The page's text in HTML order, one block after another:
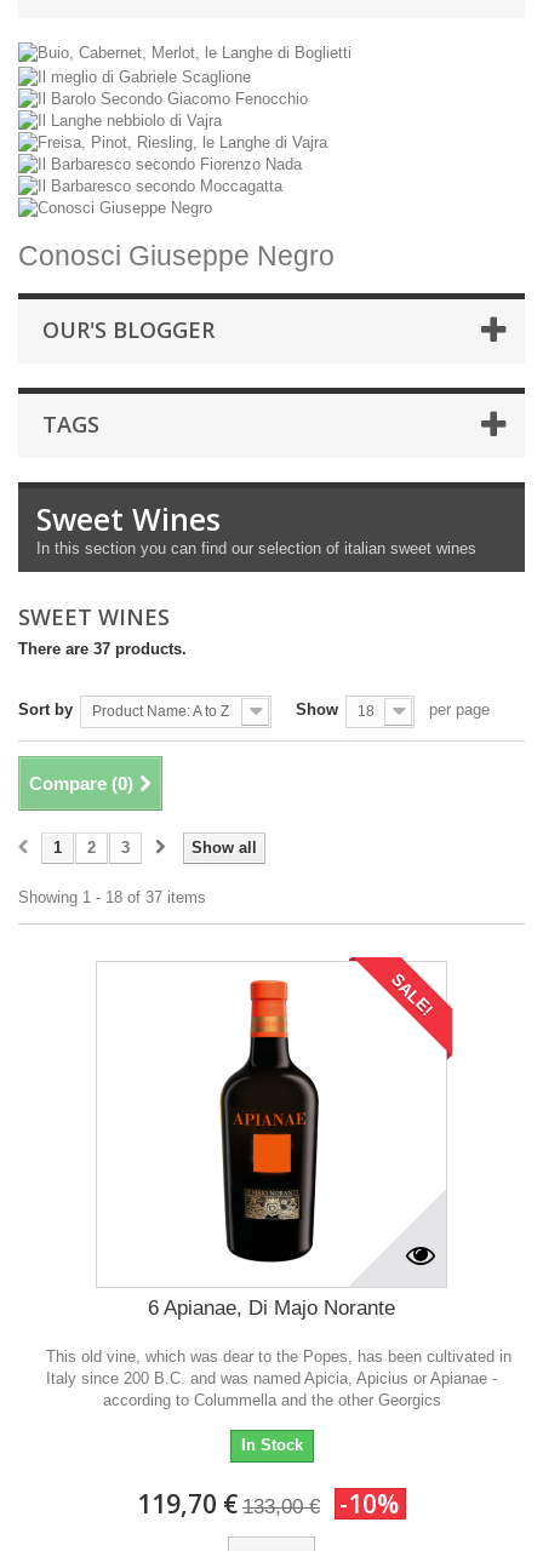
Conosci Giuseppe Negro
OUR'S BLOGGER
TAGS
Sweet Wines
In this section you can find our selection of italian sweet wines
SWEET WINES
There are 37 products.
Sort by Product Name: A to Z Show 18 per page
Compare (0)
Show all
1 2 3
Showing 1 - 18 of 37 items
SALE!
6 Apianae, Di Majo Norante
This old vine, which was dear to the Popes, has been cultivated in
Italy since 200 B.C. and was named Apicia, Apicius or Apianae -
according to Colummella and the other Georgics
In Stock
119,70 € 133,00 € -10%